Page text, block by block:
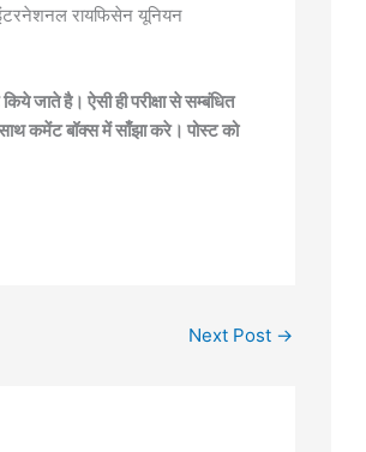
रायफिसेन यूनियन
जाते है। ऐसी ही परीक्षा से सम्बंधित
कमेंट बॉक्स में साँझा करे। पोस्ट को
Next Post →